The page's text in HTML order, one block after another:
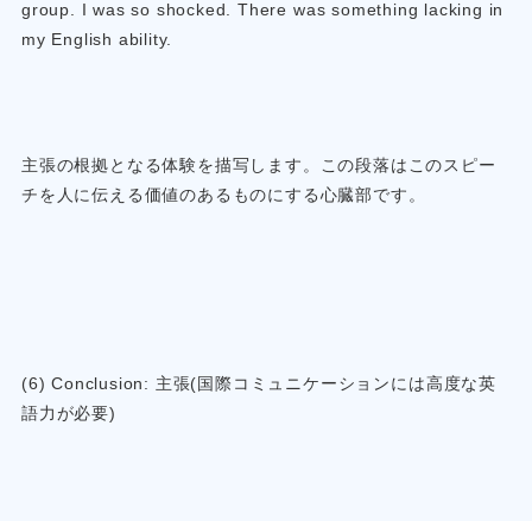
group. I was so shocked. There was something lacking in
my English ability.
主張の根拠となる体験を描写します。この段落はこのスピー
チを人に伝える価値のあるものにする心臓部です。
(6) Conclusion: 主張(国際コミュニケーションには高度な英
語力が必要)